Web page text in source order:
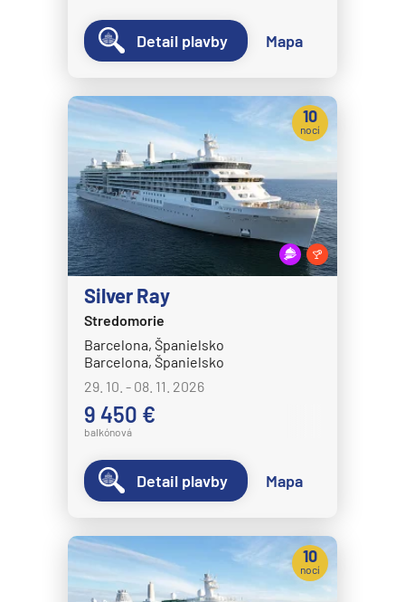
Detail plavby Mapa
Silver Ray
Stredomorie
Barcelona, Španielsko
Barcelona, Španielsko
29. 10. - 08. 11. 2026
9 450 €
balkónová
10
nocí
Detail plavby Mapa
10
nocí